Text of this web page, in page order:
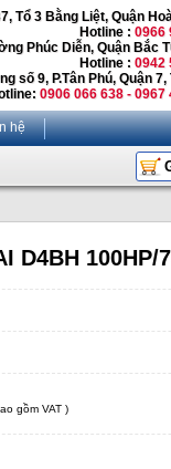
Tổ 3 Bằng Liệt, Quận
Hotline : 0966
Phúc Diễn, Quận Bắc
Hotline : 0942
số 9, P.Tân Phú, Quận 7,
0906 066 638 - 0967
hệ
D4BH 100HP/
gồm VAT )